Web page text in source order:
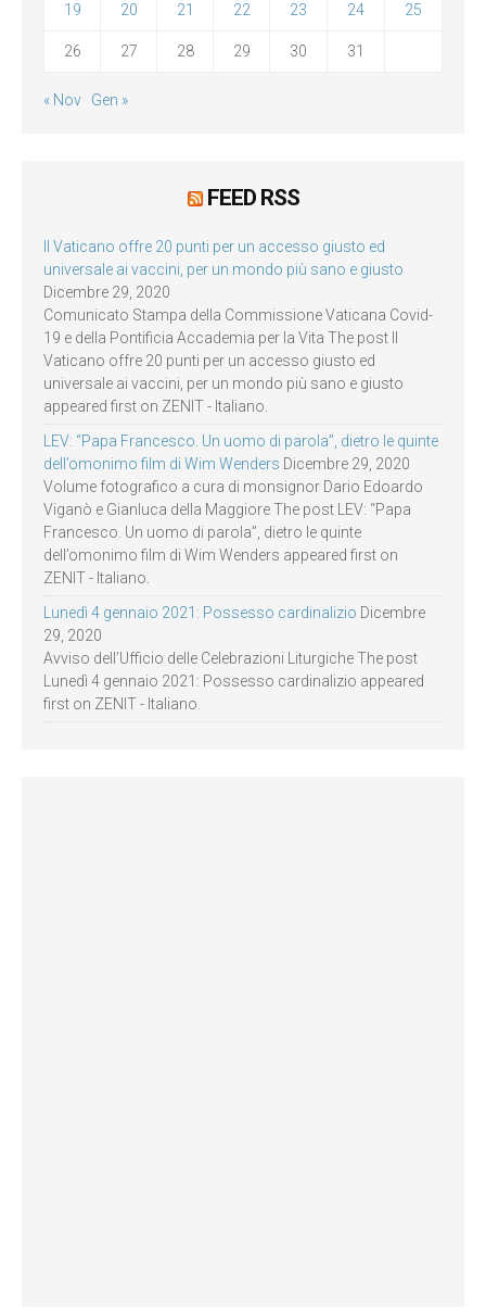
19 20 21 22 23 24 25
26 27 28 29 30 31
« Nov Gen »
FEED RSS
Il Vaticano offre 20 punti per un accesso giusto ed
universale ai vaccini, per un mondo più sano e giusto
Dicembre 29, 2020
Comunicato Stampa della Commissione Vaticana Covid-
19 e della Pontificia Accademia per la Vita The post Il
Vaticano offre 20 punti per un accesso giusto ed
universale ai vaccini, per un mondo più sano e giusto
appeared first on ZENIT - Italiano.
LEV: “Papa Francesco. Un uomo di parola”, dietro le quinte
dell’omonimo film di Wim Wenders Dicembre 29, 2020
Volume fotografico a cura di monsignor Dario Edoardo
Viganò e Gianluca della Maggiore The post LEV: “Papa
Francesco. Un uomo di parola”, dietro le quinte
dell’omonimo film di Wim Wenders appeared first on
ZENIT - Italiano.
Lunedì 4 gennaio 2021: Possesso cardinalizio Dicembre
29, 2020
Avviso dell’Ufficio delle Celebrazioni Liturgiche The post
Lunedì 4 gennaio 2021: Possesso cardinalizio appeared
first on ZENIT - Italiano.